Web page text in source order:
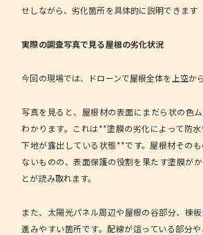
せしながら、劣化箇所を具体的に説明できます
実際の調査写真で見る屋根の劣化状況
今回の現場では、ドローンで屋根全体を上空か
写真を見ると、屋根材の表面にまだら状の色
わかります。これは**塗膜の劣化によって防
下地が露出している状態**です。屋根材その
ないものの、表面保護の役割を果たす塗膜が
とが読み取れます。
また、太陽光パネル周辺や屋根の谷部分、棟
進みやすい箇所です。配線が這っている部分